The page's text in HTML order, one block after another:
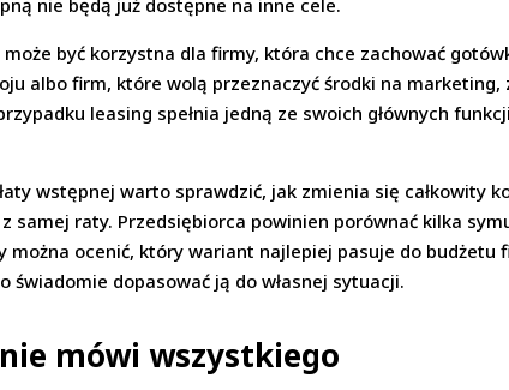
nie będą już dostępne na inne cele.
być korzystna dla firmy, która chce zachować
albo firm, które wolą przeznaczyć środki na
leasing spełnia jedną ze swoich głównych
wstępnej warto sprawdzić, jak zmienia się całkowity
samej raty. Przedsiębiorca powinien porównać kilka
można ocenić, który wariant najlepiej pasuje do
dopasować ją do własnej sytuacji.
mówi wszystkiego